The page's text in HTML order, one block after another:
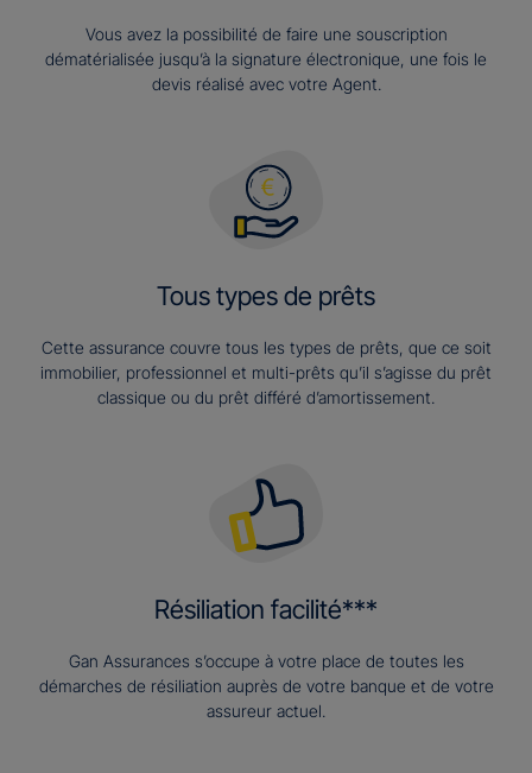
Vous avez la possibilité de faire une souscription
dématérialisée jusqu’à la signature électronique, une fois le
devis réalisé avec votre Agent.
Tous types de prêts
Cette assurance couvre tous les types de prêts, que ce soit
immobilier, professionnel et multi-prêts qu’il s’agisse du prêt
classique ou du prêt différé d’amortissement.
Résiliation facilité***
Gan Assurances s’occupe à votre place de toutes les
démarches de résiliation auprès de votre banque et de votre
assureur actuel.